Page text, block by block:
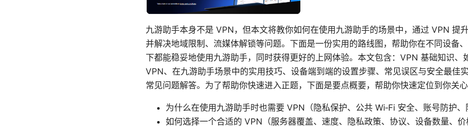
九游助手本身不是 VPN，但本文将教你如何在使用九游助手的场景中，通过 VPN 提升
并解决地域限制、流媒体解锁等问题。下面是一份实用的路线图，帮助你在不同设备
下都能稳妥地使用九游助手，同时获得更好的上网体验。本文包含：VPN 基础知识、
VPN、在九游助手场景中的实用技巧、设备端到端的设置步骤、常见误区与安全最佳
常见问题解答。为了帮助你快速进入正题，下面是要点概要，帮助你快速定位到你关心
为什么在使用九游助手时也需要 VPN（隐私保护、公共 Wi‑Fi 安全、账号防护、
如何选择一个合适的 VPN（服务器覆盖、速度、隐私政策、协议、设备数量、价